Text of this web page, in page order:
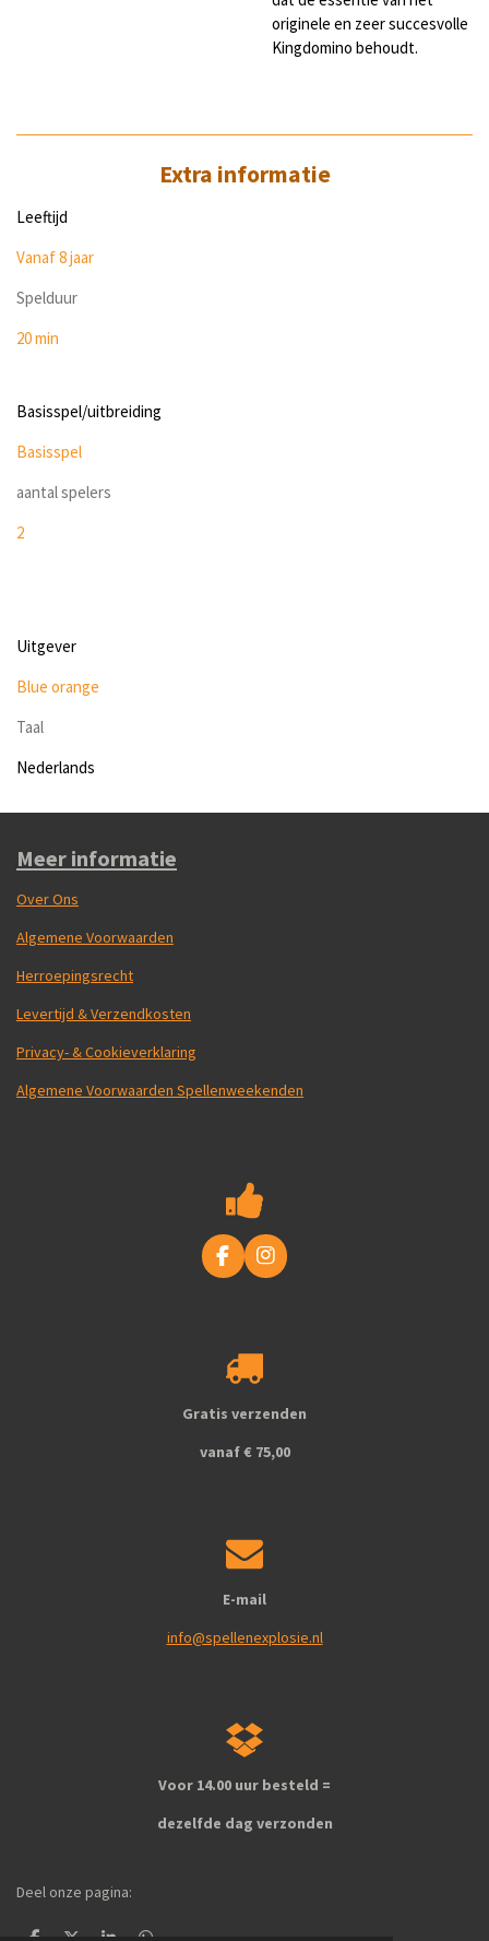
originele en zeer succesvolle
Kingdomino behoudt.
Extra informatie
Leeftijd
Vanaf 8 jaar
Spelduur
20 min
Basisspel/uitbreiding
Basisspel
aantal spelers
2
Uitgever
Blue orange
Taal
Nederlands
Meer informatie
Over Ons
Algemene Voorwaarden
Herroepingsrecht
Levertijd & Verzendkosten
Privacy- & Cookieverklaring
Algemene Voorwaarden Spellenweekenden
F
a
o
o
I
n
m
Gratis verzenden
vanaf € 75,00
E-mail
info@spellenexplosie.nl
Voor 14.00 uur besteld =
dezelfde dag verzonden
Deel onze pagina: